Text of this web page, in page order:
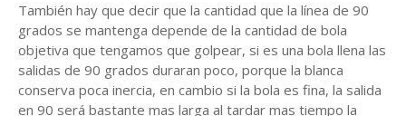
También hay que decir que la cantidad que la línea de 90
grados se mantenga depende de la cantidad de bola
objetiva que tengamos que golpear, si es una bola llena las
salidas de 90 grados duraran poco, porque la blanca
conserva poca inercia, en cambio si la bola es fina, la salida
en 90 será bastante mas larga al tardar mas tiempo la